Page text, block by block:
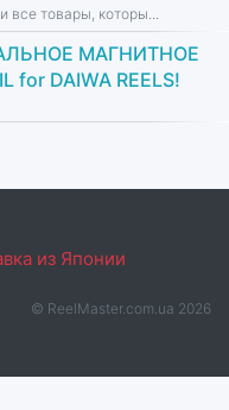
товары, которы...
МАГНИТНОЕ
for DAIWA REELS!
из Японии
© ReelMaster.com.ua 2026